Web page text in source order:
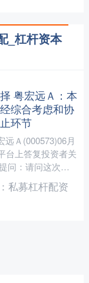
_杠杆资本
粤宏远Ａ：本
综合考虑和协
环节
Ａ(000573)06月
台上答复投资者关
问：请问这次重
证金多久能回来
私募杠杆配资